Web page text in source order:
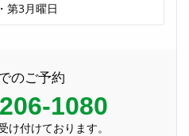
第3月曜日
のご予約
1080
け付けております。